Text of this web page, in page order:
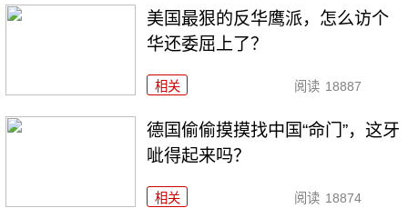
美国最狠的反华鹰派，怎么访个
华还委屈上了？
相关 阅读 18887
德国偷偷摸摸找中国“命门”，这牙
呲得起来吗？
相关 阅读 18874